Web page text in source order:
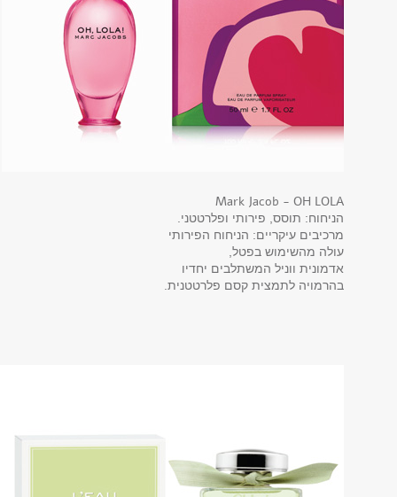
Mark Jacob - OH LOLA
הניחוח: תוסס, פירותי ופלרטטני.
מרכיבים עיקריים: הניחוח הפירותי
עולה מהשימוש בפטל,
אדמונית ווניל המשתלבים יחדיו
בהרמויה לתמצית קסם פלרטטנית.